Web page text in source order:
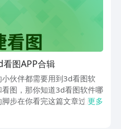
图APP合辑
伙伴都需要用到3d看图软
图，那你知道3d看图软件哪
步在你看完这篇文章过后，
的需求了，不仅能够看各种
更多